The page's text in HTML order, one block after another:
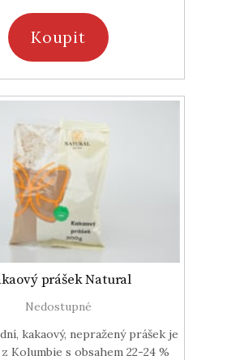
Koupit
prášek Natural
Nedostupné
kakaový, nepražený prášek je
Kolumbie s obsahem 22-24 %